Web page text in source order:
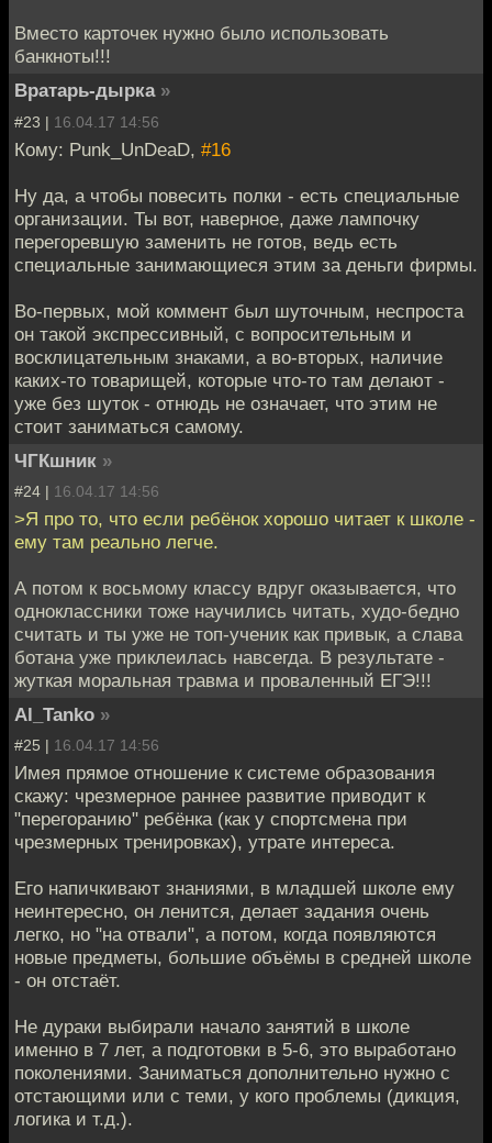
Вместо карточек нужно было использовать
банкноты!!!
Вратарь-дырка »
#23 | 16.04.17 14:56
Кому: Punk_UnDeaD, #16
Ну да, а чтобы повесить полки - есть специальные
организации. Ты вот, наверное, даже лампочку
перегоревшую заменить не готов, ведь есть
специальные занимающиеся этим за деньги фирмы.
Во-первых, мой коммент был шуточным, неспроста
он такой экспрессивный, с вопросительным и
восклицательным знаками, а во-вторых, наличие
каких-то товарищей, которые что-то там делают -
уже без шуток - отнюдь не означает, что этим не
стоит заниматься самому.
ЧГКшник »
#24 | 16.04.17 14:56
>Я про то, что если ребёнок хорошо читает к школе -
ему там реально легче.
А потом к восьмому классу вдруг оказывается, что
одноклассники тоже научились читать, худо-бедно
считать и ты уже не топ-ученик как привык, а слава
ботана уже приклеилась навсегда. В результате -
жуткая моральная травма и проваленный ЕГЭ!!!
Al_Tanko »
#25 | 16.04.17 14:56
Имея прямое отношение к системе образования
скажу: чрезмерное раннее развитие приводит к
"перегоранию" ребёнка (как у спортсмена при
чрезмерных тренировках), утрате интереса.
Его напичкивают знаниями, в младшей школе ему
неинтересно, он ленится, делает задания очень
легко, но "на отвали", а потом, когда появляются
новые предметы, большие объёмы в средней школе
- он отстаёт.
Не дураки выбирали начало занятий в школе
именно в 7 лет, а подготовки в 5-6, это выработано
поколениями. Заниматься дополнительно нужно с
отстающими или с теми, у кого проблемы (дикция,
логика и т.д.).